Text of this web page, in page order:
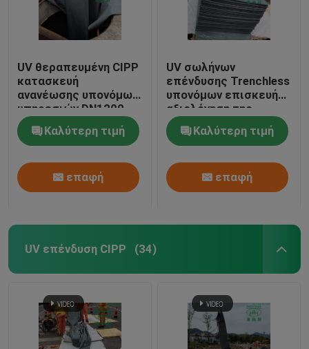
UV θεραπευμένη CIPP
κατασκευή
ανανέωσης υπονόμων
υπηρεσιών DN1200
θεραπεύω--θέση-
σωλήνωνΚαλύτερη τιμή
επαφή
UV σωλήνων
επένδυσης Trenchless
υπονόμων επισκευής
αξιολόγηση της
συντήρησης
σωληνώσεων
υπηρεσιών δημοτική
Καλύτερη τιμή
επαφή
UV επένδυση CIPP (34)